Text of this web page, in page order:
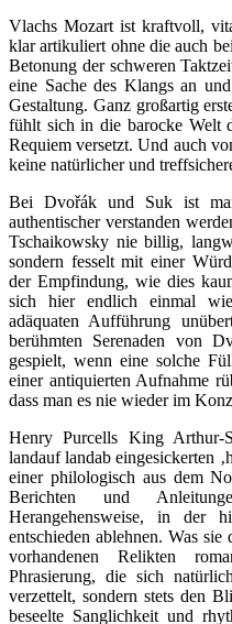
Vlachs Mozart ist kraftvoll,
klar artikuliert ohne die auch
Betonung der schweren
eine Sache des Klangs an
Gestaltung. Ganz großartig
fühlt sich in die barocke Welt
Requiem versetzt. Und auch
keine natürlicher und
Bei Dvořák und Suk ist
authentischer verstanden
Tschaikowsky nie billig,
sondern fesselt mit einer
der Empfindung, wie dies
sich hier endlich einmal
adäquaten Aufführung
berühmten Serenaden von
gespielt, wenn eine solche
einer antiquierten Aufnahme
dass man es nie wieder im
Henry Purcells King Arthur-
landauf landab eingesickerten
einer philologisch aus dem
Berichten und
Herangehensweise, in der
entschieden ablehnen. Was
vorhandenen Relikten
Phrasierung, die sich
verzettelt, sondern stets den
beseelte Sanglichkeit und